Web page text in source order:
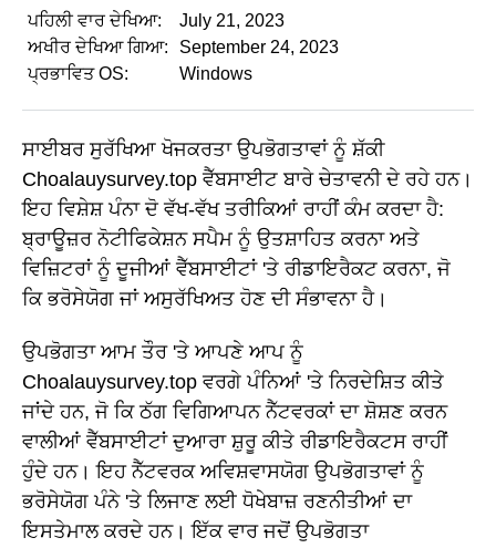
ਪਹਿਲੀ ਵਾਰ ਦੇਖਿਆ:
July 21, 2023
ਅਖੀਰ ਦੇਖਿਆ ਗਿਆ:
September 24, 2023
ਪ੍ਰਭਾਵਿਤ OS:
Windows
ਸਾਈਬਰ ਸੁਰੱਖਿਆ ਖੋਜਕਰਤਾ ਉਪਭੋਗਤਾਵਾਂ ਨੂੰ ਸ਼ੱਕੀ
Choalauysurvey.top ਵੈੱਬਸਾਈਟ ਬਾਰੇ ਚੇਤਾਵਨੀ ਦੇ ਰਹੇ ਹਨ।
ਇਹ ਵਿਸ਼ੇਸ਼ ਪੰਨਾ ਦੋ ਵੱਖ-ਵੱਖ ਤਰੀਕਿਆਂ ਰਾਹੀਂ ਕੰਮ ਕਰਦਾ ਹੈ:
ਬ੍ਰਾਊਜ਼ਰ ਨੋਟੀਫਿਕੇਸ਼ਨ ਸਪੈਮ ਨੂੰ ਉਤਸ਼ਾਹਿਤ ਕਰਨਾ ਅਤੇ
ਵਿਜ਼ਿਟਰਾਂ ਨੂੰ ਦੂਜੀਆਂ ਵੈੱਬਸਾਈਟਾਂ 'ਤੇ ਰੀਡਾਇਰੈਕਟ ਕਰਨਾ, ਜੋ
ਕਿ ਭਰੋਸੇਯੋਗ ਜਾਂ ਅਸੁਰੱਖਿਅਤ ਹੋਣ ਦੀ ਸੰਭਾਵਨਾ ਹੈ।
ਉਪਭੋਗਤਾ ਆਮ ਤੌਰ 'ਤੇ ਆਪਣੇ ਆਪ ਨੂੰ
Choalauysurvey.top ਵਰਗੇ ਪੰਨਿਆਂ 'ਤੇ ਨਿਰਦੇਸ਼ਿਤ ਕੀਤੇ
ਜਾਂਦੇ ਹਨ, ਜੋ ਕਿ ਠੱਗ ਵਿਗਿਆਪਨ ਨੈੱਟਵਰਕਾਂ ਦਾ ਸ਼ੋਸ਼ਣ ਕਰਨ
ਵਾਲੀਆਂ ਵੈੱਬਸਾਈਟਾਂ ਦੁਆਰਾ ਸ਼ੁਰੂ ਕੀਤੇ ਰੀਡਾਇਰੈਕਟਸ ਰਾਹੀਂ
ਹੁੰਦੇ ਹਨ। ਇਹ ਨੈੱਟਵਰਕ ਅਵਿਸ਼ਵਾਸਯੋਗ ਉਪਭੋਗਤਾਵਾਂ ਨੂੰ
ਭਰੋਸੇਯੋਗ ਪੰਨੇ 'ਤੇ ਲਿਜਾਣ ਲਈ ਧੋਖੇਬਾਜ਼ ਰਣਨੀਤੀਆਂ ਦਾ
ਇਸਤੇਮਾਲ ਕਰਦੇ ਹਨ। ਇੱਕ ਵਾਰ ਜਦੋਂ ਉਪਭੋਗਤਾ